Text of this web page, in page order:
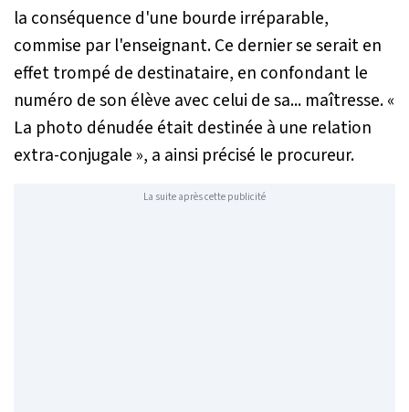
la conséquence d'une bourde irréparable,
commise par l'enseignant. Ce dernier se serait en
effet trompé de destinataire, en confondant le
numéro de son élève avec celui de sa... maîtresse. «
La photo dénudée était destinée à une relation
extra-conjugale », a ainsi précisé le procureur.
La suite après cette publicité